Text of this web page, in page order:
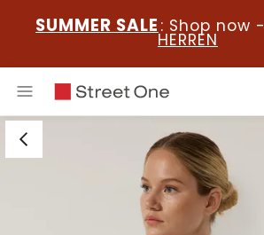
SUMMER SALE : Shop now -
HERREN